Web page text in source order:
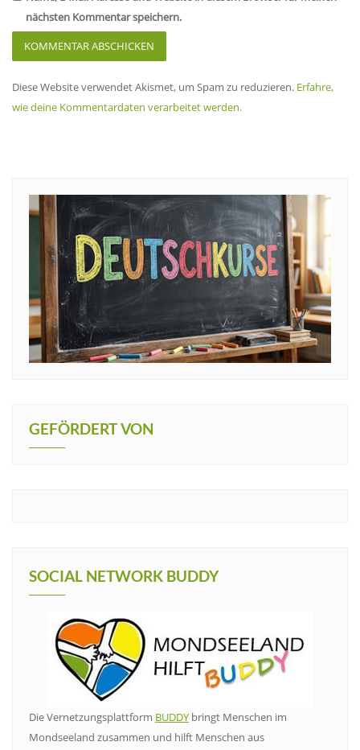
nächsten Kommentar speichern.
Diese Website verwendet Akismet, um Spam zu reduzieren. Erfahre,
wie deine Kommentardaten verarbeitet werden.
GEFÖRDERT VON
SOCIAL NETWORK BUDDY
Die Vernetzungsplattform BUDDY bringt Menschen im
Mondseeland zusammen und hilft Menschen aus